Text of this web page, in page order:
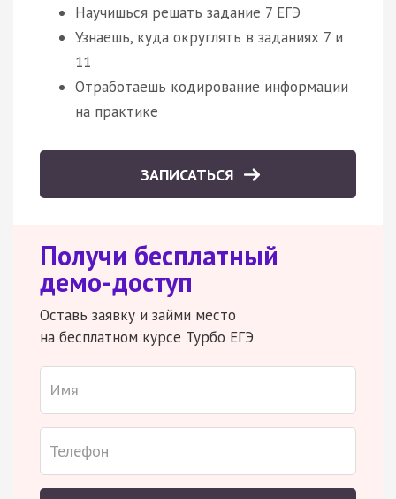
Научишься решать задание 7 ЕГЭ
Узнаешь, куда округлять в заданиях 7 и
11
Отработаешь кодирование информации
на практике
ЗАПИСАТЬСЯ
Получи бесплатный
демо-доступ
Оставь заявку и займи место
на бесплатном курсе Турбо ЕГЭ